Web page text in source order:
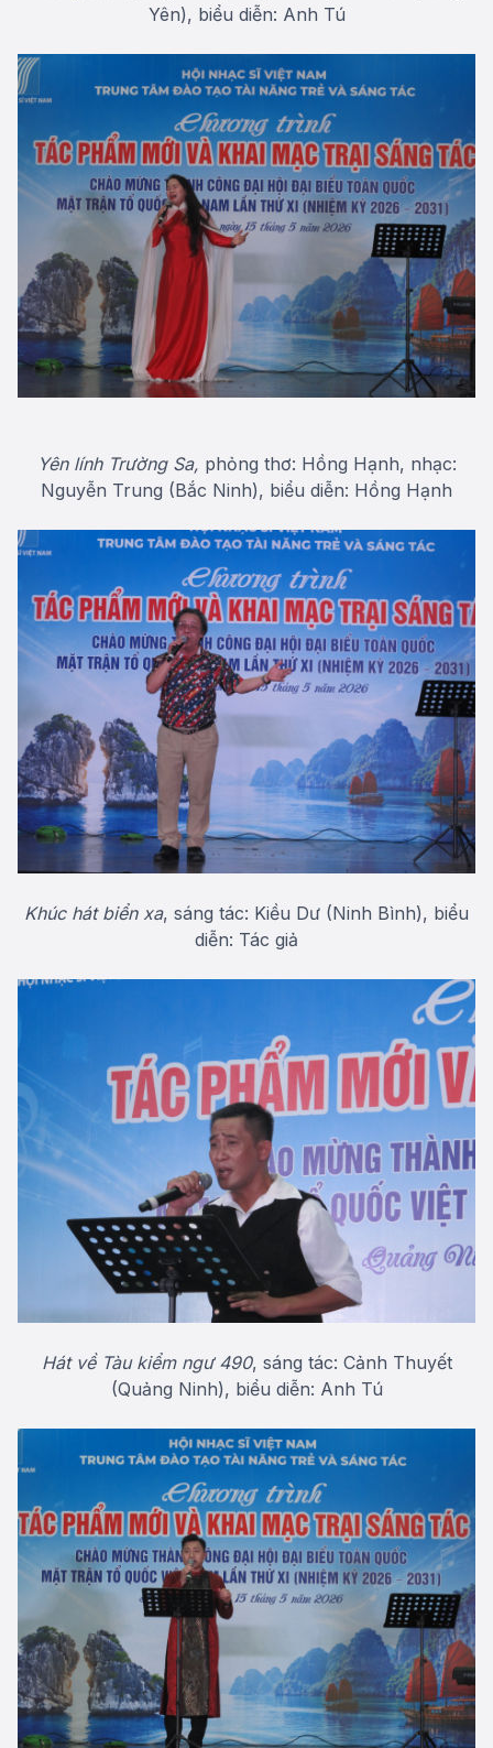
Yên), biểu diễn: Anh Tú
Yên lính Trường Sa, phỏng thơ: Hồng Hạnh, nhạc:
Nguyễn Trung (Bắc Ninh), biểu diễn: Hồng Hạnh
Khúc hát biển xa, sáng tác: Kiều Dư (Ninh Bình), biểu
diễn: Tác giả
Hát về Tàu kiểm ngư 490, sáng tác: Cảnh Thuyết
(Quảng Ninh), biểu diễn: Anh Tú